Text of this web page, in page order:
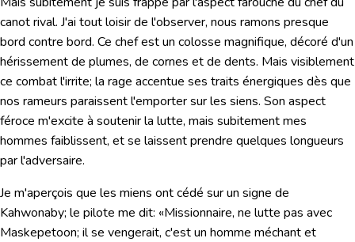
canot rival. J'ai tout loisir de l'observer, nous ramons presque
bord contre bord. Ce chef est un colosse magnifique, décoré d'un
hérissement de plumes, de cornes et de dents. Mais visiblement
ce combat l'irrite; la rage accentue ses traits énergiques dès que
nos rameurs paraissent l'emporter sur les siens. Son aspect
féroce m'excite à soutenir la lutte, mais subitement mes
hommes faiblissent, et se laissent prendre quelques longueurs
par l'adversaire.
Je m'aperçois que les miens ont cédé sur un signe de
Kahwonaby; le pilote me dit: «Missionnaire, ne lutte pas avec
Maskepetoon; il se vengerait, c'est un homme méchant et